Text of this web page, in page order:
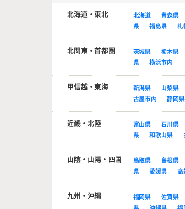
北海道・東北 北海道 青森県
県
福島県 札
北関東・首都圏 茨城県 栃木県
県
横浜市内
甲信越・東海 新潟県 山梨県
古屋市内
静岡県
近畿・北陸 富山県 石川県
県
和歌山県
山陰・山陽・四国 鳥取県 島根県
県
愛媛県 高
九州・沖縄 福岡県 佐賀県